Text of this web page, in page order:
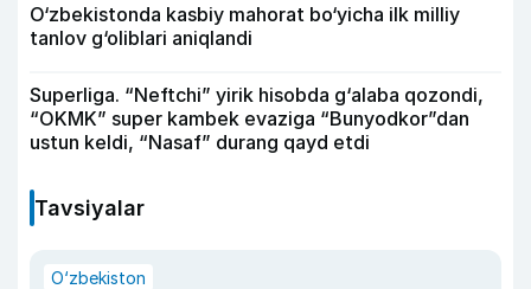
O‘zbekistonda kasbiy mahorat bo‘yicha ilk milliy
tanlov g‘oliblari aniqlandi
Superliga. “Neftchi” yirik hisobda g‘alaba qozondi,
“OKMK” super kambek evaziga “Bunyodkor”dan
ustun keldi, “Nasaf” durang qayd etdi
Tavsiyalar
O‘zbekiston